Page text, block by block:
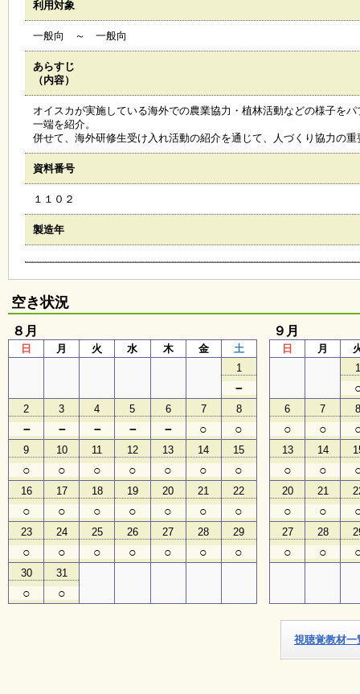
木
覧
ギ
ラ
ー
オ
ン
ラ
イ
ン
ン
い
ち
ょ
う
並
木
子
ど
も
向
け
利用対象
一般向 ～ 一般向
あらすじ
（内容）
オイスカが実施している海外での農業協力・植林活動などの様子を
一端を紹介。
併せて、海外研修生受け入れ活動の紹介を通じて、人づくり協力の
資料番号
１１０２
製造年
空き状況
８月
日 月 火 水 木 金
土
1
－
2
－
3
－
4
－
5
－
6
－
7
○
8
○
9
○
10
○
11
○
12
○
13
○
14
○
15
○
16
○
17
○
18
○
19
○
20
○
21
○
22
○
23
○
24
○
25
○
26
○
27
○
28
○
29
○
30
○
31
○
９月
日 月
6
○
7
○
13
○
14
○
20
○
21
○
27
○
28
○
視聴覚教材一